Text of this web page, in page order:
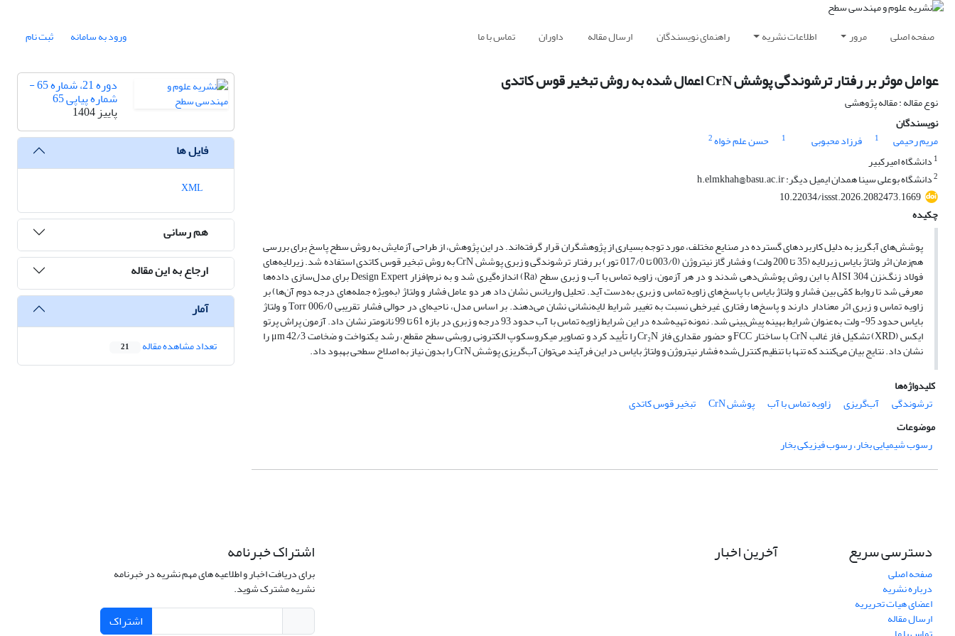
صفحه اصلی مرور اطلاعات نشریه راهنمای نویسندگان ارسال مقاله داوران تماس با ما ورود به سامانه ثبت نام
عوامل موثر بر رفتار ترشوندگی پوشش CrN اعمال شده به روش تبخیر قوس کاتدی
نوع مقاله : مقاله پژوهشی
نویسندگان
مریم رحیمی
1 فرزاد محبوبی 1 حسن علم خواه2
1 دانشگاه امیرکبیر
2دانشگاه بوعلی سینا همدان ایمیل دیگر: h.elmkhah@basu.ac.ir
10.22034/issst.2026.2082473.1669
چکیده
پوشش‌های آبگریز به دلیل کاربردهای گسترده در صنایع مختلف، مورد توجه بسیاری از پژوهشگران قرار گرفته‌اند. در این پژوهش، از طراحی آزمایش به روش سطح پاسخ برای بررسی
هم‌زمان اثر ولتاژ بایاس زیرلایه (35 تا 200 ولت) و فشار گاز نیتروژن (003/0 تا 017/0 تور) بر رفتار ترشوندگی و زبری پوشش CrN به روش تبخیر قوس کاتدی استفاده شد. زیرلایه‌های
فولاد زنگ‌نزن 304 AISI با این روش پوشش‌دهی شدند و در هر آزمون، زاویه تماس با آب و زبری سطح (Ra) اندازه‌گیری شد و به نرم‌افزار Design Expert برای مدل‌سازی داده‌ها
معرفی شد تا روابط کمّی بین فشار و ولتاژ بایاس با پاسخ‌های زاویه تماس و زبری به‌دست آید. تحلیل واریانس نشان داد هر دو عامل فشار و ولتاژ (به‌ویژه جمله‌های درجه دوم آن‌ها) بر
زاویه تماس و زبری اثر معنادار دارند و پاسخ‌ها رفتاری غیرخطی نسبت به تغییر شرایط لایه‌نشانی نشان می‌دهند. بر اساس مدل، ناحیه‌ای در حوالی فشار تقریبی Torr 006/0 و ولتاژ
بایاس حدود 95- ولت به‌عنوان شرایط بهینه پیش‌بینی شد. نمونه تهیه‌شده در این شرایط زاویه تماس با آب حدود 93 درجه و زبری در بازه 61 تا 99 نانومتر نشان داد. آزمون پراش پرتو
ایکس (XRD) تشکیل فاز غالب CrN با ساختار FCC و حضور مقداری فاز Cr₂N را تأیید کرد و تصاویر میکروسکوپ الکترونی روبشی سطح مقطع، رشد یکنواخت و ضخامت μm 42/3 را
نشان داد. نتایج بیان می‌کنند که تنها با تنظیم کنترل‌شده فشار نیتروژن و ولتاژ بایاس در این فرآیند می‌توان آب‌گریزی پوشش CrN را بدون نیاز به اصلاح سطحی بهبود داد.
کلیدواژه‌ها
ترشوندگی
آب‌گریزی زاویه تماس با آب پوشش CrN
تبخیر قوس کاتدی
موضوعات
رسوب شیمیایی بخار، رسوب فیزیکی بخار
دوره 21، شماره 65 -
شماره پیاپی 65
پاییز 1404
فایل ها
هم رسانی
ارجاع به این مقاله
آمار
تعداد مشاهده مقاله 21
دسترسی سریع
صفحه اصلی
درباره نشریه
اعضای هیات تحریریه
ارسال مقاله
آخرین اخبار اشتراک خبرنامه
برای دریافت اخبار و اطلاعیه های مهم نشریه در خبرنامه
نشریه مشترک شوید.
اشتراک